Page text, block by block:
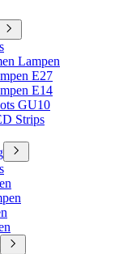
Lampen
E27
E14
GU10
Strips